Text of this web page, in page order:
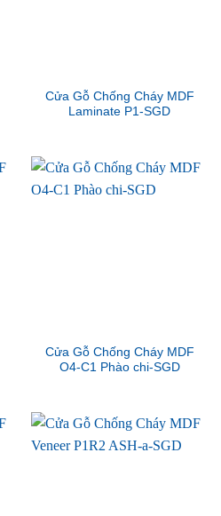
Cửa Gỗ Chống Cháy MDF
Laminate P1-SGD
Cửa Gỗ Chống Cháy MDF
O4-C1 Phào chi-SGD